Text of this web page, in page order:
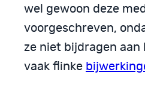
wel gewoon deze
voorgeschreven,
ze niet bijdragen aan
vaak flinke